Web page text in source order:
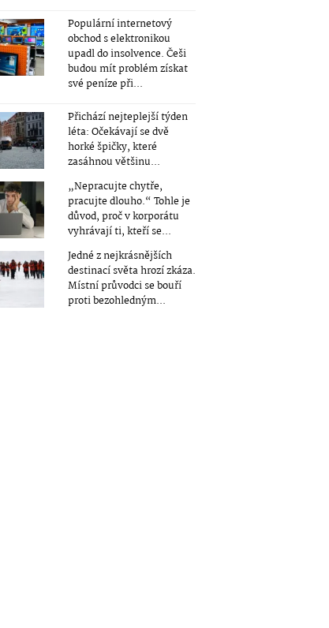
Populární internetový
obchod s elektronikou
upadl do insolvence. Češi
budou mít problém získat
své peníze při...
Přichází nejteplejší týden
léta: Očekávají se dvě
horké špičky, které
zasáhnou většinu...
„Nepracujte chytře,
pracujte dlouho.“ Tohle je
důvod, proč v korporátu
vyhrávají ti, kteří se...
Jedné z nejkrásnějších
destinací světa hrozí zkáza.
Místní průvodci se bouří
proti bezohledným...